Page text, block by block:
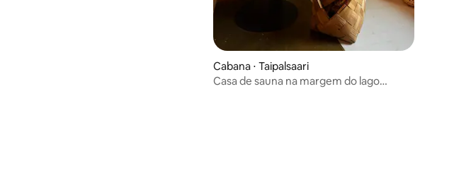
Cabana ⋅ Taipalsaari
Casa de sauna na margem do lago